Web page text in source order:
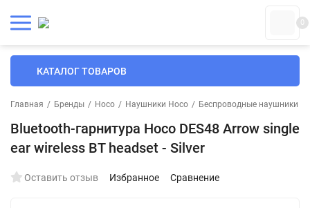
0
КАТАЛОГ ТОВАРОВ
Главная / Бренды / Hoco / Наушники Hoco / Беспроводные наушники
Bluetooth-гарнитура Hoco DES48 Arrow single
ear wireless BT headset - Silver
Оставить отзыв Избранное Сравнение